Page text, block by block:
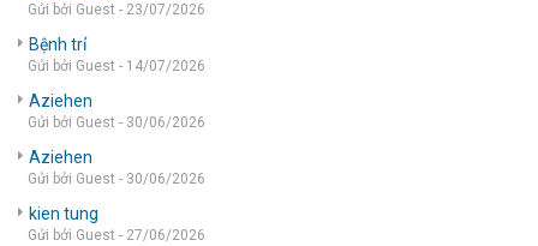
Gửi bởi Guest - 23/07/2026
Bệnh trỉ
Gửi bởi Guest - 14/07/2026
Aziehen
Gửi bởi Guest - 30/06/2026
Aziehen
Gửi bởi Guest - 30/06/2026
kien tung
Gửi bởi Guest - 27/06/2026